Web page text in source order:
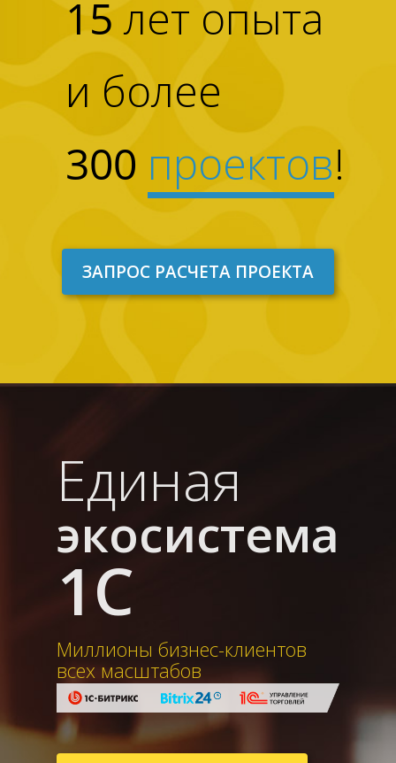
15лет опыта
и более
300 проектов!
ЗАПРОС РАСЧЕТА ПРОЕКТА
Единая
экосистема
1С
Миллионы бизнес-клиентов
всех масштабов